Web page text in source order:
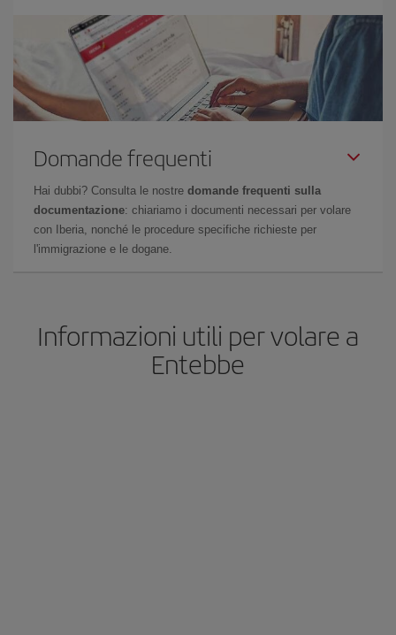
Domande frequenti
Hai dubbi? Consulta le nostre domande frequenti sulla
documentazione: chiariamo i documenti necessari per volare
con Iberia, nonché le procedure specifiche richieste per
l'immigrazione e le dogane.
Informazioni utili per volare a
Entebbe